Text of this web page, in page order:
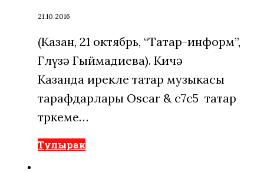
21.10.2016
(Казан, 21 октябрь, “Татар-информ”,
Гөлүзә Гыймадиева). Кичә
Казанда ирекле татар музыкасы
тарафдарлары Oscar & c7c5 татар
төркеме…
Тулырак